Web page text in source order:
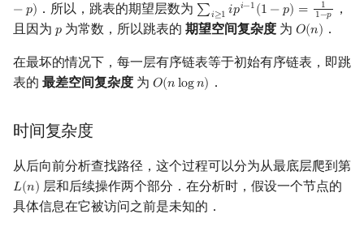
Main–Lorentz 算法 数论分块
狄利克雷卷积
Powerful Number 筛
杨氏矩阵
拟阵
弦图
图的着色
Prüfer 序列
−𝑝) ．所以，跳表的期望层数为 ∑𝑖≥1 𝑖𝑝𝑖−1(1 −𝑝) = 1
1−𝑝
∑i≥1ipi−1(1−p)=11 −p
，
且因为 𝑝
p 为常数，所以跳表的期望空间复杂度 为𝑂(𝑛)
O(n) ．
在最坏的情况下，每一层有序链表等于初始有序链表，即跳
表的 最差空间复杂度 为 𝑂(𝑛log𝑛)
O(nlogn) ．
时间复杂度
从后向前分析查找路径，这个过程可以分为从最底层爬到第
𝐿(𝑛)
L(n)
层和后续操作两个部分．在分析时，假设一个节点的
具体信息在它被访问之前是未知的．